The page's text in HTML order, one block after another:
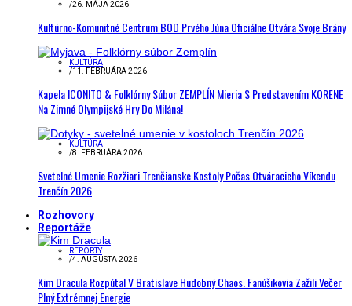
/26. MÁJA 2026
Kultúrno-Komunitné Centrum BOD Prvého Júna Oficiálne Otvára Svoje Brány
KULTÚRA
/11. FEBRUÁRA 2026
Kapela ICONITO & Folklórny Súbor ZEMPLÍN Mieria S Predstavením KORENE
Na Zimné Olympijské Hry Do Milána!
KULTÚRA
/8. FEBRUÁRA 2026
Svetelné Umenie Rozžiari Trenčianske Kostoly Počas Otváracieho Víkendu
Trenčín 2026
Rozhovory
Reportáže
REPORTY
/4. AUGUSTA 2026
Kim Dracula Rozpútal V Bratislave Hudobný Chaos. Fanúšikovia Zažili Večer
Plný Extrémnej Energie